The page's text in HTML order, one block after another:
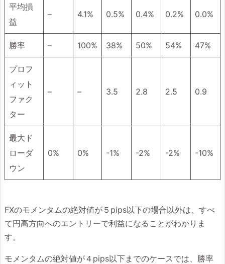
平均損
益
– 4.1% 0.5% 0.4% 0.2% 0.0%
勝率 – 100% 38% 50% 54% 47%
プロフ
ィット
ファク
ター
– – 3.5 2.8 2.5 0.9
最大ド
ローダ
ウン
0% 0% -1% -2% -2% -10%
FXのモメンタムの絶対値が５pips以下の場合以外は、すべ
て円高方向へのエントリーで利益になることがわかりま
す。
モメンタムの絶対値が４pips以下までのケースでは、勝率